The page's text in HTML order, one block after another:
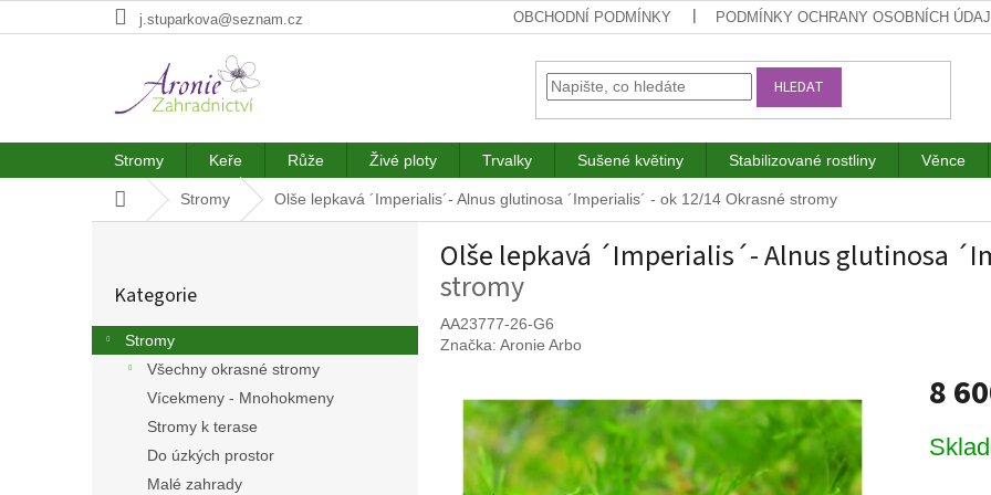
na
j.stuparkova@seznam.cz OBCHODNÍ PODMÍNKY PODMÍNKY OCHRANY OSOBNÍCH
HLEDAT
Stromy Keře Růže Živé ploty Trvalky Sušené květiny Stabilizované rostliny Věnce
Domů Stromy Olše lepkavá ´Imperialis´- Alnus glutinosa ´Imperialis´ - ok 12/14 Okrasné stromy
r
a
kategorie
Kategorie
Stromy
Všechny okrasné stromy
Vícekmeny - Mnohokmeny
Stromy k terase
Do úzkých prostor
Malé zahrady
Olše lepkavá ´Imperialis´- Alnus glutinosa
stromy
AA23777-26-G6
Značka: Aronie Arbo
8
cena: